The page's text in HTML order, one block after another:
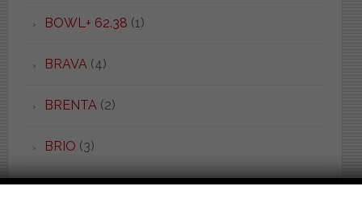
BOWL+ 62.38 (1)
BRAVA (4)
BRENTA (2)
BRIO (3)
C 52 LIGHT(1)